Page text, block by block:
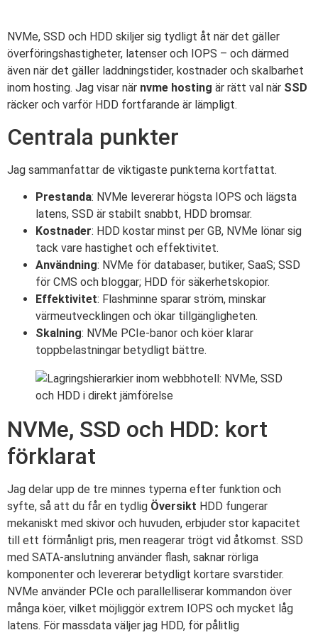
NVMe, SSD och HDD skiljer sig tydligt åt när det gäller
överföringshastigheter, latenser och IOPS – och därmed
även när det gäller laddningstider, kostnader och skalbarhet
inom hosting. Jag visar när nvme hosting är rätt val när SSD
räcker och varför HDD fortfarande är lämpligt.
Centrala punkter
Jag sammanfattar de viktigaste punkterna kortfattat.
Prestanda: NVMe levererar högsta IOPS och lägsta
latens, SSD är stabilt snabbt, HDD bromsar.
Kostnader: HDD kostar minst per GB, NVMe lönar sig
tack vare hastighet och effektivitet.
Användning: NVMe för databaser, butiker, SaaS; SSD
för CMS och bloggar; HDD för säkerhetskopior.
Effektivitet: Flashminne sparar ström, minskar
värmeutvecklingen och ökar tillgängligheten.
Skalning: NVMe PCIe-banor och köer klarar
toppbelastningar betydligt bättre.
NVMe, SSD och HDD: kort
förklarat
Jag delar upp de tre minnes typerna efter funktion och
syfte, så att du får en tydlig Översikt HDD fungerar
mekaniskt med skivor och huvuden, erbjuder stor kapacitet
till ett förmånligt pris, men reagerar trögt vid åtkomst. SSD
med SATA-anslutning använder flash, saknar rörliga
komponenter och levererar betydligt kortare svarstider.
NVMe använder PCIe och parallelliserar kommandon över
många köer, vilket möjliggör extrem IOPS och mycket låg
latens. För massdata väljer jag HDD, för pålitlig